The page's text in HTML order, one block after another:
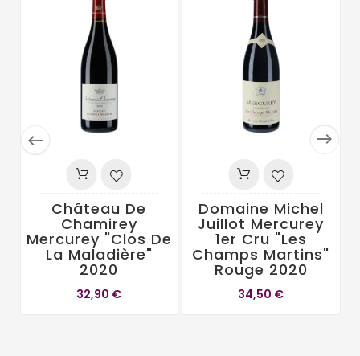
 
Château De
Chamirey
Mercurey "Clos De
La Maladière"
2020
32,90 €
Domaine Michel
Juillot Mercurey
1er Cru "Les
Champs Martins"
Rouge 2020
34,50 €